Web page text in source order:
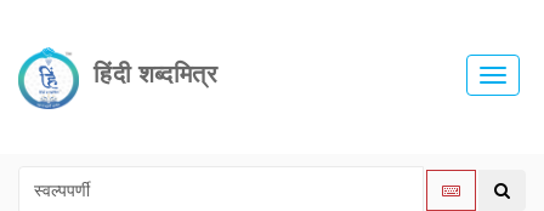
हिंदी शब्दमित्र